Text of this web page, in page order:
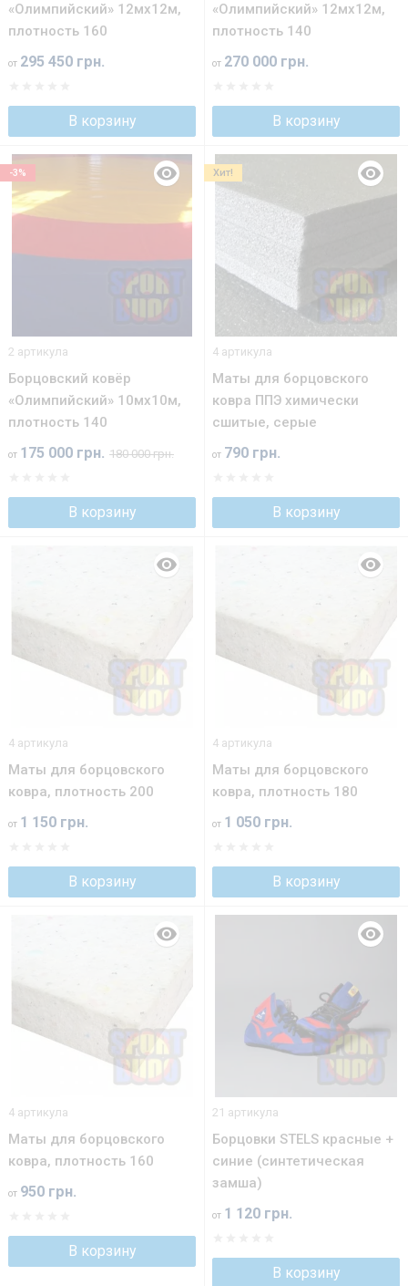
«Олимпийский» 12мх12м,
плотность 160
от 295 450 грн.
В корзину
«Олимпийский» 12мх12м,
плотность 140
от 270 000 грн.
В корзину
2 артикула
Борцовский ковёр
«Олимпийский» 10мх10м,
плотность 140
от 175 000 грн. 180 000 грн.
В корзину
-3%
4 артикула
Маты для борцовского
ковра ППЭ химически
сшитые, серые
от 790 грн.
В корзину
Хит!
4 артикула
Маты для борцовского
ковра, плотность 200
от 1 150 грн.
В корзину
4 артикула
Маты для борцовского
ковра, плотность 180
от 1 050 грн.
В корзину
4 артикула
Маты для борцовского
ковра, плотность 160
от 950 грн.
В корзину
21 артикула
Борцовки STELS красные +
синие (синтетическая
замша)
от 1 120 грн.
В корзину